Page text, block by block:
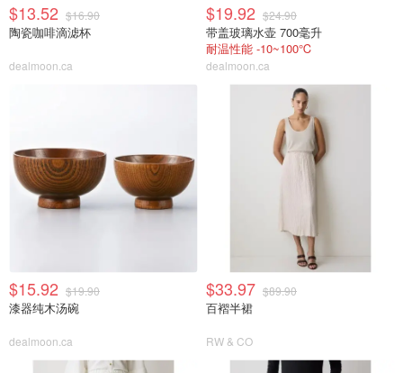
$13.52 $16.90
陶瓷咖啡滴滤杯
dealmoon.ca
$19.92 $24.90
带盖玻璃水壶 700毫升
耐温性能 -10~100℃
dealmoon.ca
$15.92 $19.90
漆器纯木汤碗
dealmoon.ca
$33.97 $89.90
百褶半裙
RW & CO